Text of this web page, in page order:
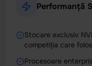
Performanță
Stocare exclusiv
competiția care
Procesoare